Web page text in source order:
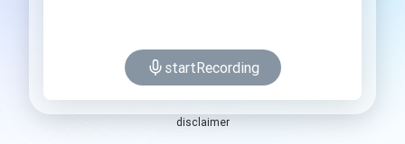
startRecording
disclaimer